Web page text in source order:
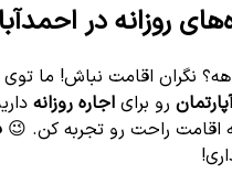
روزانه در
نگران اقامت نباش! ما توی
رو برای اجاره روزانه
اقامت راحت رو تجربه کن.